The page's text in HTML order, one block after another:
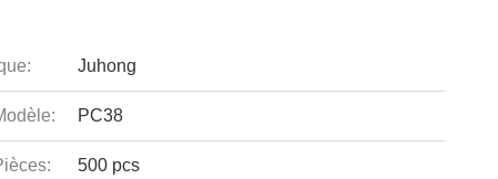
Juhong
PC38
500 pcs